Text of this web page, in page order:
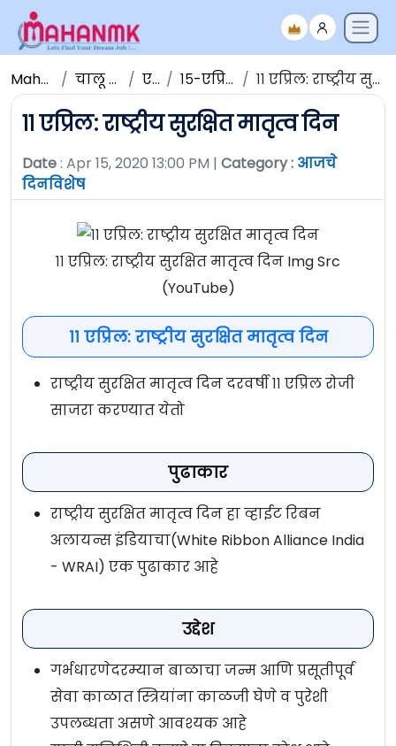
Maha NMK चालू घडामोडी एप्रिल १५-एप्रिल-२०२० ११ एप्रिल: राष्ट्रीय सुरक्षित मातृत्व दिन
११ एप्रिल: राष्ट्रीय सुरक्षित मातृत्व दिन
Date: Apr 15, 2020 13:00 PM | Category : आजचे
दिनविशेष
११ एप्रिल: राष्ट्रीय सुरक्षित मातृत्व दिन Img Src
(YouTube)
११ एप्रिल: राष्ट्रीय सुरक्षित मातृत्व दिन
राष्ट्रीय सुरक्षित मातृत्व दिन दरवर्षी ११ एप्रिल रोजी
साजरा करण्यात येतो
पुढाकार
राष्ट्रीय सुरक्षित मातृत्व दिन हा व्हाईट रिबन
अलायन्स इंडियाचा(White Ribbon Alliance India
- WRAI) एक पुढाकार आहे
उद्देश
गर्भधारणेदरम्यान बाळाचा जन्म आणि प्रसूतीपूर्व
सेवा काळात स्त्रियांना काळजी घेणे व पुरेशी
उपलब्धता असणे आवश्यक आहे